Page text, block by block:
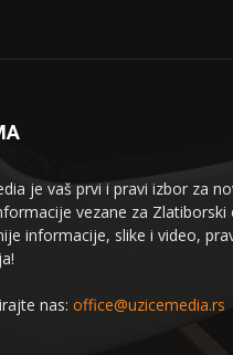
je vaš prvi i pravi izbor za
vezane za Zlatiborski
informacije, slike i video,
nas: office@uzicemedia.rs